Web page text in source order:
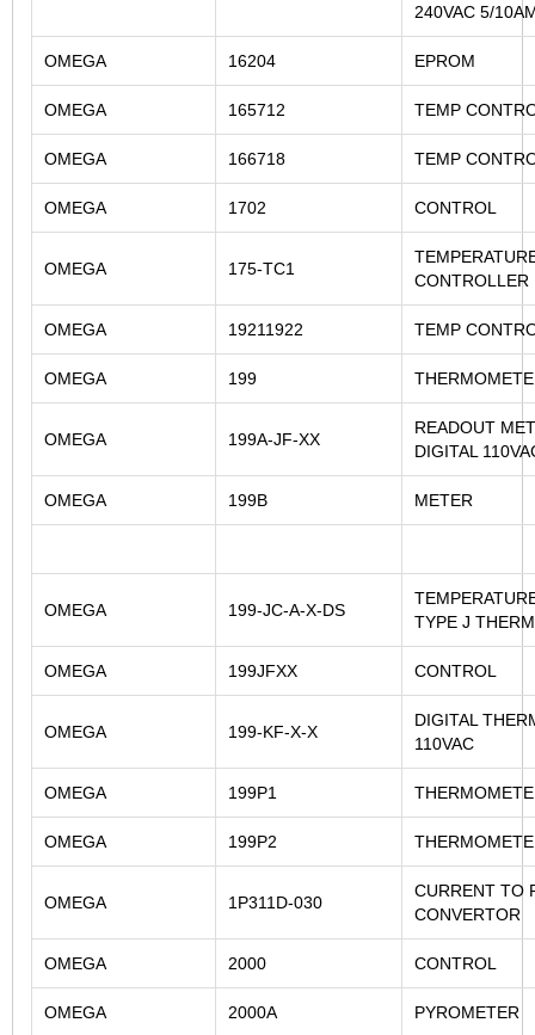
240VAC 5/
OMEGA 16204 EPROM
OMEGA 165712 TEMP
OMEGA 166718 TEMP
OMEGA 1702 CONTROL
OMEGA 175-TC1
CONTROLLER
OMEGA 19211922 TEMP
OMEGA 199
OMEGA 199A-JF-XX
READOUT
DIGITAL
OMEGA 199B METER
OMEGA 199-JC-A-X-DS
TYPE J
OMEGA 199JFXX CONTROL
OMEGA 199-KF-X-X
DIGITAL
110VAC
OMEGA 199P1
OMEGA 199P2
OMEGA 1P311D-030
CURRENT TO
CONVERTOR
OMEGA 2000 CONTROL
OMEGA 2000A PYROMETER